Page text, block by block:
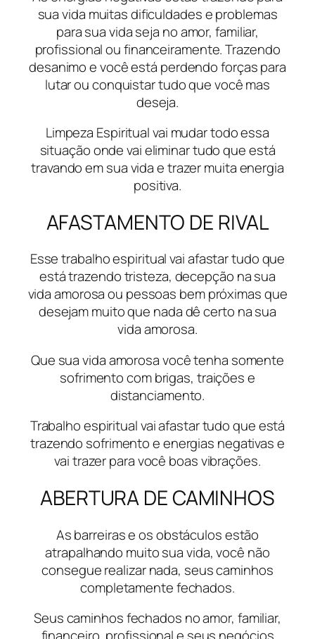
sua vida muitas dificuldades e problemas
para sua vida seja no amor, familiar,
profissional ou financeiramente. Trazendo
desanimo e você está perdendo forças para
lutar ou conquistar tudo que você mas
deseja.
Limpeza Espiritual vai mudar todo essa
situação onde vai eliminar tudo que está
travando em sua vida e trazer muita energia
positiva.
AFASTAMENTO DE RIVAL
Esse trabalho espiritual vai afastar tudo que
está trazendo tristeza, decepção na sua
vida amorosa ou pessoas bem próximas que
desejam muito que nada dê certo na sua
vida amorosa.
Que sua vida amorosa você tenha somente
sofrimento com brigas, traições e
distanciamento.
Trabalho espiritual vai afastar tudo que está
trazendo sofrimento e energias negativas e
vai trazer para você boas vibrações.
ABERTURA DE CAMINHOS
As barreiras e os obstáculos estão
atrapalhando muito sua vida, você não
consegue realizar nada, seus caminhos
completamente fechados.
Seus caminhos fechados no amor, familiar,